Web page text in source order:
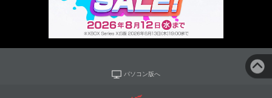
パソコン版へ